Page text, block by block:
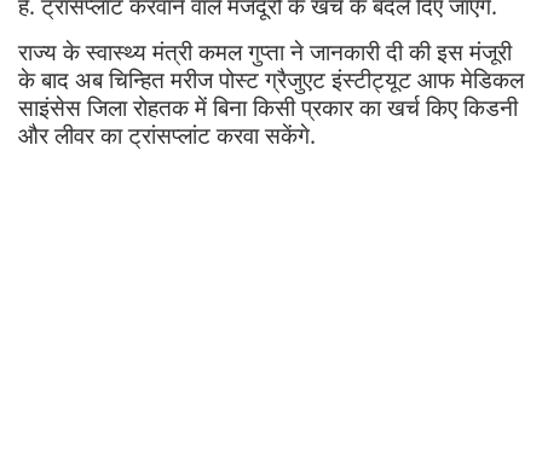
राज्य के स्वास्थ्य मंत्री कमल गुप्ता ने जानकारी दी की इस मंजूरी
के बाद अब चिन्हित मरीज पोस्ट ग्रैजुएट इंस्टीट्यूट आफ मेडिकल
साइंसेस जिला रोहतक में बिना किसी प्रकार का खर्च किए किडनी
और लीवर का ट्रांसप्लांट करवा सकेंगे.